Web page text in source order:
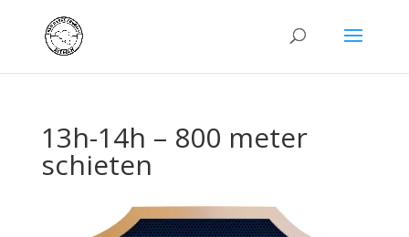
13h-14h – 800 meter
schieten